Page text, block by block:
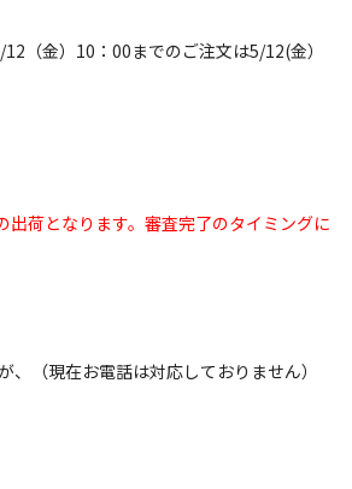
（金）10：00までのご注文は5/12(金）
荷となります。審査完了のタイミングに
（現在お電話は対応しておりません）